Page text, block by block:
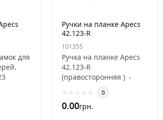
для
Ручки на планке Apecs
42.123-R
(правосторонняя ) для
замка Эльбор
101355
Ручка на планке Apecs
42.123-R
(правосторонняя ) -
замков ЭльборИз
известных Украинскому
0
0.00грн.